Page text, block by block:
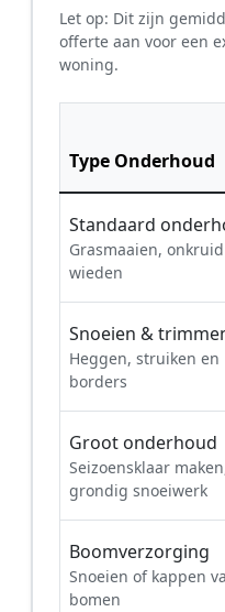
Let op: Dit zijn
offerte aan voor een
woning.
Type Onderhoud
Standaard
Grasmaaien, onkruid
wieden
Snoeien &
Heggen, struiken en
borders
Groot onderhoud
Seizoensklaar
grondig snoeiwerk
Boomverzorging
Snoeien of kappen
bomen